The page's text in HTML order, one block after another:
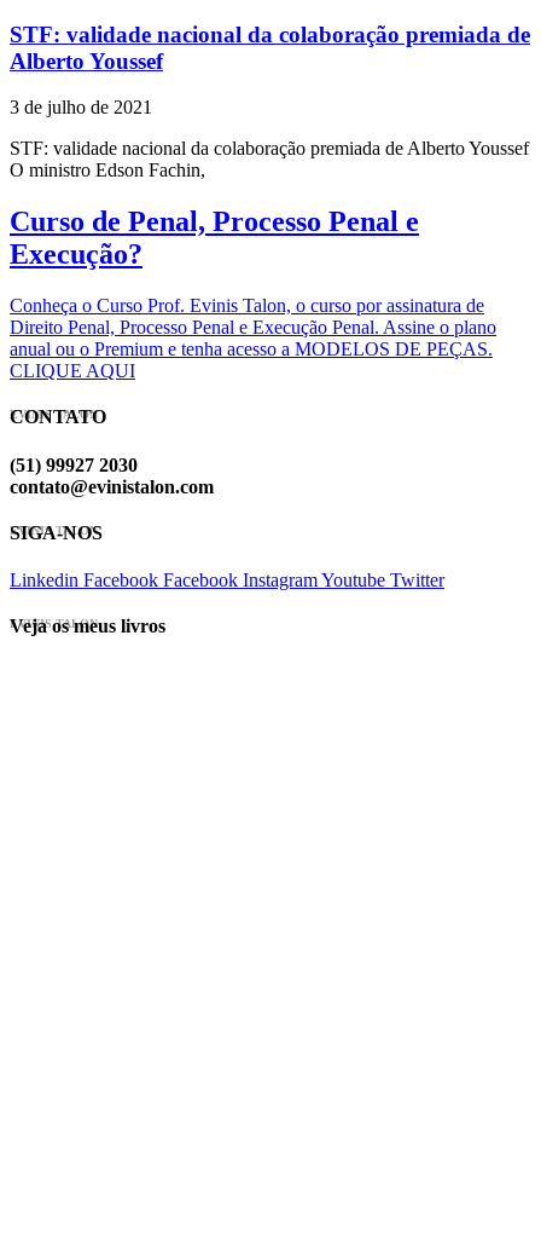
STF: validade nacional da colaboração premiada de
Alberto Youssef
3 de julho de 2021
STF: validade nacional da colaboração premiada de Alberto Youssef
O ministro Edson Fachin,
Curso de Penal, Processo Penal e
Execução?
Conheça o Curso Prof. Evinis Talon, o curso por assinatura de
Direito Penal, Processo Penal e Execução Penal. Assine o plano
anual ou o Premium e tenha acesso a MODELOS DE PEÇAS.
CLIQUE AQUI
EVINIS TALON
CONTATO
(51) 99927 2030
contato@evinistalon.com
EVINIS TALON
SIGA-NOS
Linkedin Facebook Facebook InstagramYoutube Twitter
EVINIS TALON
Veja os meus livros